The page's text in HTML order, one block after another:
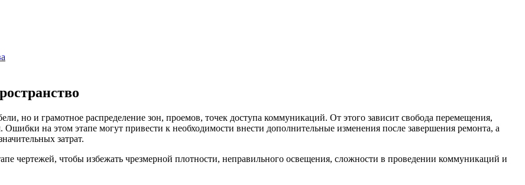
но и грамотное распределение зон, проемов, точек доступа коммуникаций. От этого зависит свобода перемещения,
на этом этапе могут привести к необходимости внести дополнительные изменения после завершения ремонта, а
затрат.
чертежей, чтобы избежать чрезмерной плотности, неправильного освещения, сложности в проведении коммуникаций и